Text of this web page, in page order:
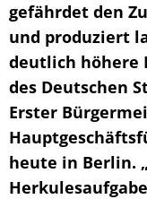
gefährdet den
und produziert
deutlich höhere
des Deutschen
Erster
heute in Berlin.